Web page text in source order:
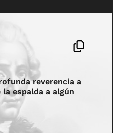
reverencia a
espalda a algún